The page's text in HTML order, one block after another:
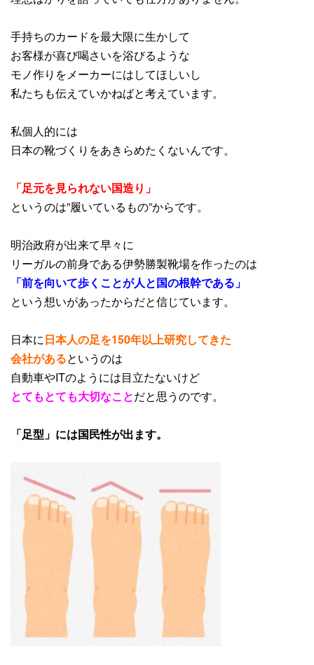
手持ちのカードを最大限に生かして
お客様が喜び喝さいを浴びるような
モノ作りをメーカーにはしてほしいし
私たちも伝えていかねばと考えています。
私個人的には
日本の靴づくりをあきらめたくないんです。
「足元を見られない国造り」
というのは”履いているもの”からです。
明治政府が出来て早々に
リーガルの前身である伊勢勝製靴場を作ったのは
「前を向いて歩くことが人と国の根幹である」
という想いがあったからだと信じています。
日本に日本人の足を150年以上研究してきた
会社があるというのは
自動車やITのようには目立たないけど
とてもとても大切なことだと思うのです。
「足型」には国民性が出ます。